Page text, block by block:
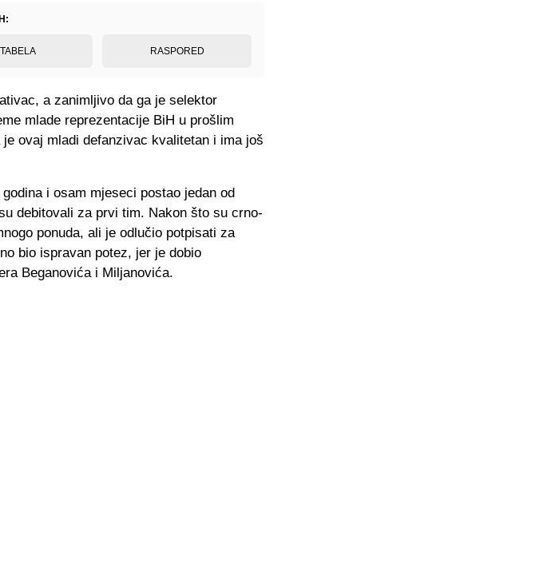
TABELA RASPORED
a zanimljivo da ga je selektor
mlade reprezentacije BiH u prošlim
ovaj mladi defanzivac kvalitetan i ima još
i osam mjeseci postao jedan od
debitovali za prvi tim. Nakon što su crno-
ponuda, ali je odlučio potpisati za
bio ispravan potez, jer je dobio
Beganovića i Miljanovića.